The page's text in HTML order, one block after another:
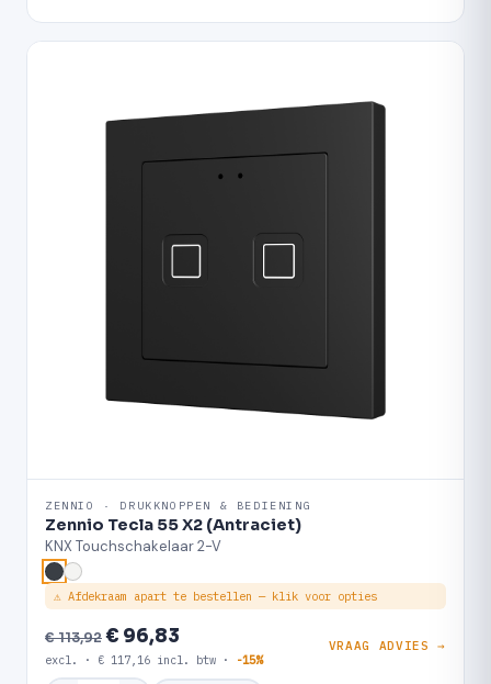
ZENNIO · DRUKKNOPPEN & BEDIENING
Zennio Tecla 55 X2 (Antraciet)
KNX Touchschakelaar 2-V
⚠ Afdekraam apart te bestellen — klik voor opties
€ 113,92€ 96,83
excl. · € 117,16 incl. btw · -15%
VRAAG ADVIES →